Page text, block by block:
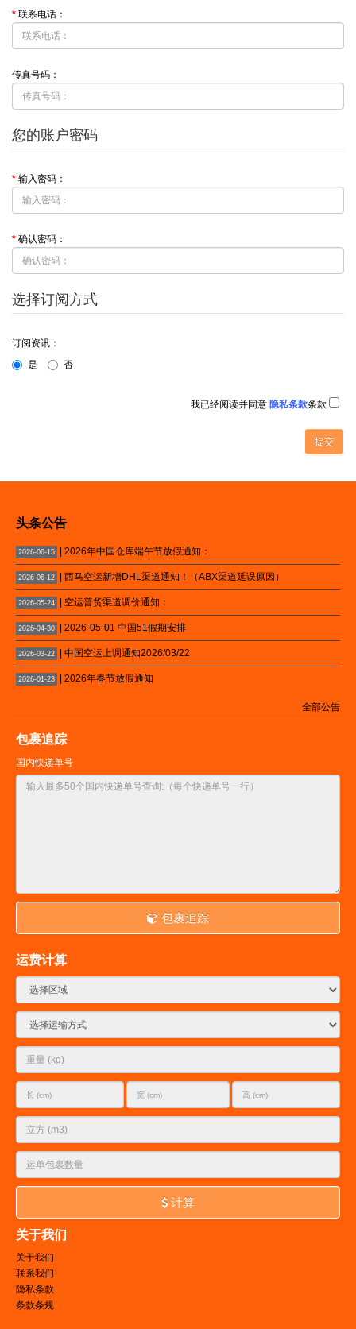
联系电话：
传真号码：
您的账户密码
输入密码：
确认密码：
选择订阅方式
订阅资讯：
是
否
我已经阅读并同意 隐私条款条款
头条公告
2026-06-15 | 2026年中国仓库端午节放假通知：
2026-06-12 | 西马空运新增DHL渠道通知！（ABX渠道延误原因）
2026-05-24 | 空运普货渠道调价通知：
2026-04-30 | 2026-05-01 中国51假期安排
2026-03-22 | 中国空运上调通知2026/03/22
2026-01-23 | 2026年春节放假通知
全部公告
包裹追踪
国内快递单号
包裹追踪
运费计算
计算
关于我们
关于我们
联系我们
隐私条款
条款条规